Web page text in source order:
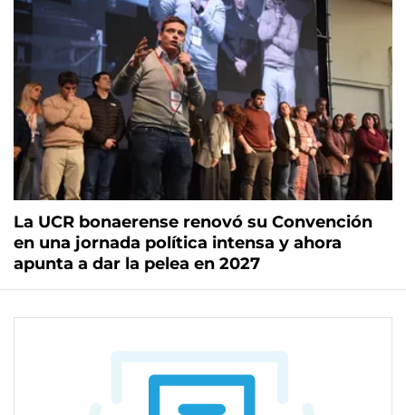
La UCR bonaerense renovó su Convención
en una jornada política intensa y ahora
apunta a dar la pelea en 2027